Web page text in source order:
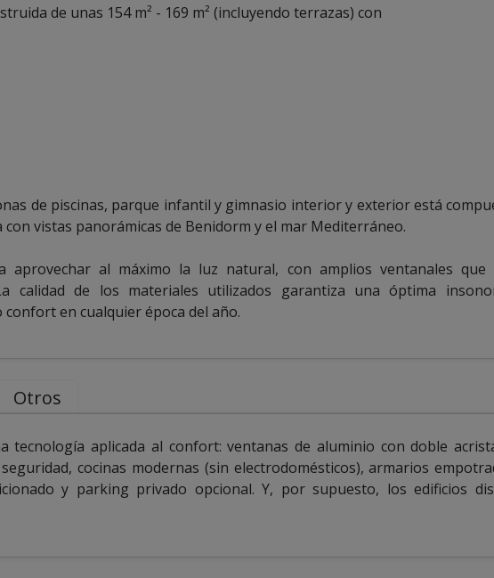
de unas 154 m² - 169 m² (incluyendo terrazas) con
de piscinas, parque infantil y gimnasio interior y exterior está
vistas panorámicas de Benidorm y el mar Mediterráneo.
aprovechar al máximo la luz natural, con amplios ventanales que
calidad de los materiales utilizados garantiza una óptima
en cualquier época del año.
Otros
tecnología aplicada al confort: ventanas de aluminio con doble
cocinas modernas (sin electrodomésticos), armarios
y parking privado opcional. Y, por supuesto, los edificios